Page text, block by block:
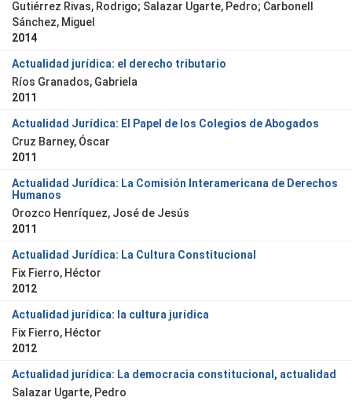
Gutiérrez Rivas, Rodrigo; Salazar Ugarte, Pedro; Carbonell
Sánchez, Miguel
2014
Actualidad jurídica: el derecho tributario
Ríos Granados, Gabriela
2011
Actualidad Jurídica: El Papel de los Colegios de Abogados
Cruz Barney, Óscar
2011
Actualidad Jurídica: La Comisión Interamericana de Derechos
Humanos
Orozco Henríquez, José de Jesús
2011
Actualidad Jurídica: La Cultura Constitucional
Fix Fierro, Héctor
2012
Actualidad jurídica: la cultura jurídica
Fix Fierro, Héctor
2012
Actualidad jurídica: La democracia constitucional, actualidad
Salazar Ugarte, Pedro